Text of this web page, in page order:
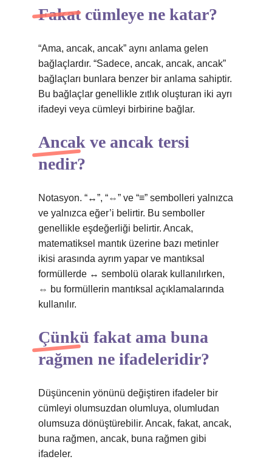
Fakat cümleye ne katar?
“Ama, ancak, ancak” aynı anlama gelen
bağlaçlardır. “Sadece, ancak, ancak, ancak”
bağlaçları bunlara benzer bir anlama sahiptir.
Bu bağlaçlar genellikle zıtlık oluşturan iki ayrı
ifadeyi veya cümleyi birbirine bağlar.
Ancak ve ancak tersi
nedir?
Notasyon. “↔”, “⇔” ve “≡” sembolleri yalnızca
ve yalnızca eğer’i belirtir. Bu semboller
genellikle eşdeğerliği belirtir. Ancak,
matematiksel mantık üzerine bazı metinler
ikisi arasında ayrım yapar ve mantıksal
formüllerde ↔ sembolü olarak kullanılırken,
⇔ bu formüllerin mantıksal açıklamalarında
kullanılır.
Çünkü fakat ama buna
rağmen ne ifadeleridir?
Düşüncenin yönünü değiştiren ifadeler bir
cümleyi olumsuzdan olumluya, olumludan
olumsuza dönüştürebilir. Ancak, fakat, ancak,
buna rağmen, ancak, buna rağmen gibi
ifadeler.